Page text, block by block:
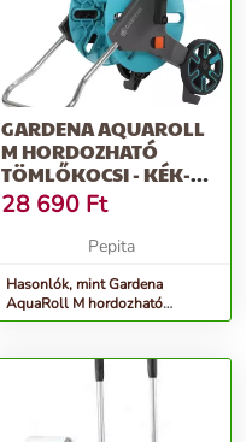
GARDENA AQUAROLL
M HORDOZHATÓ
TÖMLŐKOCSI - KÉK-
SZÜRKE
28 690 Ft
Pepita
Hasonlók, mint Gardena
AquaRoll M hordozható
Tömlőkocsi - kék-szürke